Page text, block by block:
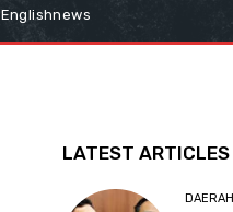
Englishnews
LATEST ARTICLES
DAERAH